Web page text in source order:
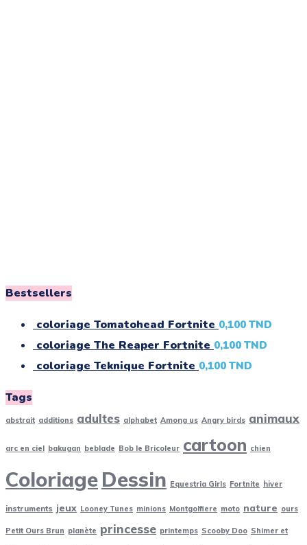
Bestsellers
coloriage Tomatohead Fortnite 0,100 TND
coloriage The Reaper Fortnite 0,100 TND
coloriage Teknique Fortnite 0,100 TND
Tags
abstrait additions adultes alphabet Among us Angry birds animaux
arc en ciel bakugan beblade Bob le Bricoleur cartoon chien
ColoriageDessin Equestria Girls Fortnite hiver
instruments jeux Looney Tunes minions Montgolfiere moto nature ours
Petit Ours Brun planète princesse printemps Scooby Doo Shimer et